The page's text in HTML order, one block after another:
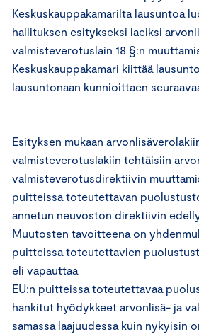
Keskuskauppakamarilta lausuntoa
hallituksen esitykseksi laeiksi
valmisteverotuslain 18 §:n
Keskuskauppakamari kiittää
lausuntonaan kunnioittaen
Esityksen mukaan
valmisteverotuslakiin tehtäisiin
valmisteverotusdirektiivin
puitteissa toteutettavan
annetun neuvoston direktiivin
Muutosten tavoitteena on
puitteissa toteutettavien
eli vapauttaa
EU:n puitteissa toteutettavaa
hankitut hyödykkeet arvonlisä- ja
samassa laajuudessa kuin nykyisin